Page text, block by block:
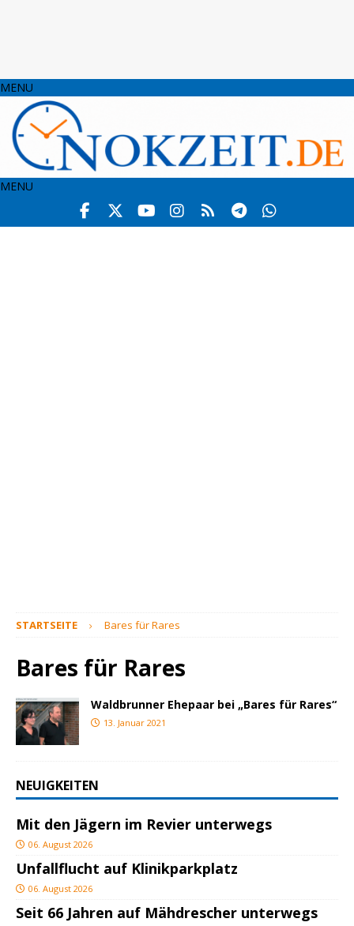
MENU
MENU
STARTSEITE Bares für Rares
Bares für Rares
Waldbrunner Ehepaar bei „Bares für Rares“
13. Januar 2021
NEUIGKEITEN
Mit den Jägern im Revier unterwegs
06. August 2026
Unfallflucht auf Klinikparkplatz
06. August 2026
Seit 66 Jahren auf Mähdrescher unterwegs